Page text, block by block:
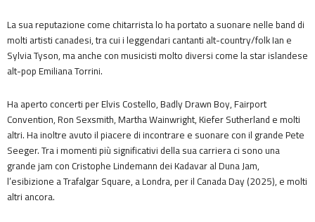
La sua reputazione come chitarrista lo ha portato a suonare nelle band di
molti artisti canadesi, tra cui i leggendari cantanti alt-country/folk Ian e
Sylvia Tyson, ma anche con musicisti molto diversi come la star islandese
alt-pop Emiliana Torrini.
Ha aperto concerti per Elvis Costello, Badly Drawn Boy, Fairport
Convention, Ron Sexsmith, Martha Wainwright, Kiefer Sutherland e molti
altri. Ha inoltre avuto il piacere di incontrare e suonare con il grande Pete
Seeger. Tra i momenti più significativi della sua carriera ci sono una
grande jam con Cristophe Lindemann dei Kadavar al Duna Jam,
l’esibizione a Trafalgar Square, a Londra, per il Canada Day (2025), e molti
altri ancora.